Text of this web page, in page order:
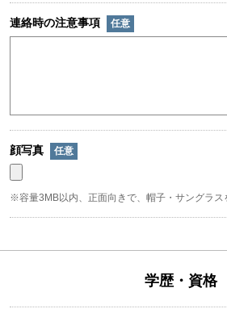
連絡時の注意事項 任意
顔写真 任意
※容量3MB以内、正面向きで、帽子・サングラス
学歴・資格